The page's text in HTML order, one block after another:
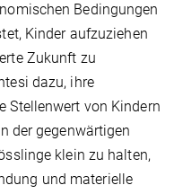
Bedingungen
Kinder aufzuziehen
Zukunft zu
dazu, ihre
Stellenwert von Kindern
der gegenwärtigen
klein zu halten,
und materielle